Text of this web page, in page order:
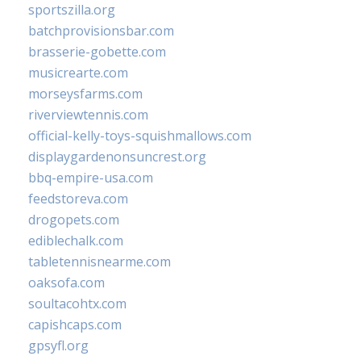
sportszilla.org
batchprovisionsbar.com
brasserie-gobette.com
musicrearte.com
morseysfarms.com
riverviewtennis.com
official-kelly-toys-squishmallows.com
displaygardenonsuncrest.org
bbq-empire-usa.com
feedstoreva.com
drogopets.com
ediblechalk.com
tabletennisnearme.com
oaksofa.com
soultacohtx.com
capishcaps.com
gpsyfl.org